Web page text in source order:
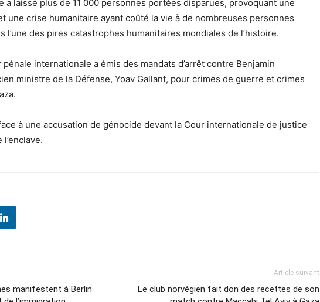
a laissé plus de 11 000 personnes portées disparues, provoquant une
une crise humanitaire ayant coûté la vie à de nombreuses personnes
l’une des pires catastrophes humanitaires mondiales de l’histoire.
internationale a émis des mandats d’arrêt contre Benjamin
ministre de la Défense, Yoav Gallant, pour crimes de guerre et crimes
à une accusation de génocide devant la Cour internationale de justice
manifestent à Berlin
Article suivant
Le club norvégien fait don des recettes de son